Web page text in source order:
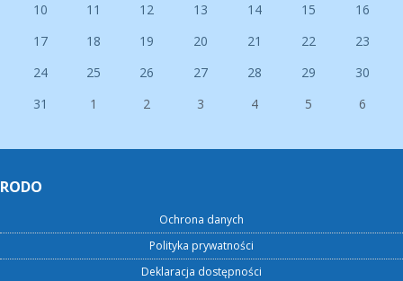
10
11 12 13 14 15
16
17
18 19 20 21 22
23
24
25 26 27 28 29
30
31
1 2 3 4 5 6
RODO
Ochrona danych
Polityka prywatności
Deklaracja dostępności